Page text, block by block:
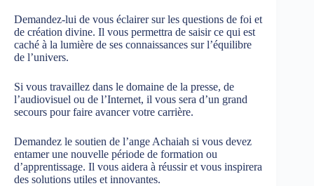
Demandez-lui de vous éclairer sur les questions de foi et
de création divine. Il vous permettra de saisir ce qui est
caché à la lumière de ses connaissances sur l’équilibre
de l’univers.
Si vous travaillez dans le domaine de la presse, de
l’audiovisuel ou de l’Internet, il vous sera d’un grand
secours pour faire avancer votre carrière.
Demandez le soutien de l’ange Achaiah si vous devez
entamer une nouvelle période de formation ou
d’apprentissage. Il vous aidera à réussir et vous inspirera
des solutions utiles et innovantes.